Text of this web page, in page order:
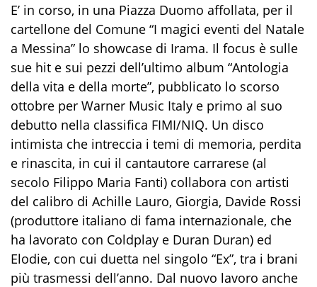
E’ in corso, in una Piazza Duomo affollata, per il
cartellone del Comune “I magici eventi del Natale
a Messina” lo showcase di Irama. Il focus è sulle
sue hit e sui pezzi dell’ultimo album “Antologia
della vita e della morte”, pubblicato lo scorso
ottobre per Warner Music Italy e primo al suo
debutto nella classifica FIMI/NIQ. Un disco
intimista che intreccia i temi di memoria, perdita
e rinascita, in cui il cantautore carrarese (al
secolo Filippo Maria Fanti) collabora con artisti
del calibro di Achille Lauro, Giorgia, Davide Rossi
(produttore italiano di fama internazionale, che
ha lavorato con Coldplay e Duran Duran) ed
Elodie, con cui duetta nel singolo “Ex”, tra i brani
più trasmessi dell’anno. Dal nuovo lavoro anche